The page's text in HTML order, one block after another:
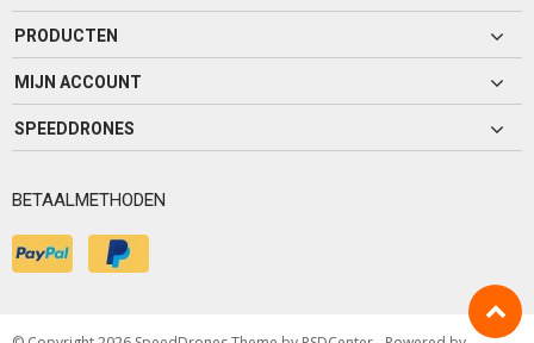
PRODUCTEN
MIJN ACCOUNT
SPEEDDRONES
BETAALMETHODEN